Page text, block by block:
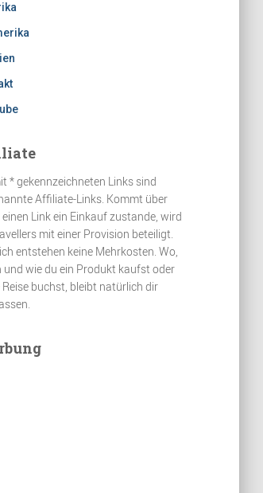
* gekennzeichneten Links sind
Affiliate-Links. Kommt über
Link ein Einkauf zustande, wird
mit einer Provision beteiligt.
entstehen keine Mehrkosten. Wo,
und wie du ein Produkt kaufst oder
Reise buchst, bleibt natürlich dir